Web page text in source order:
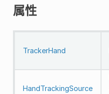
属性
TrackerHand
HandTrackingSource